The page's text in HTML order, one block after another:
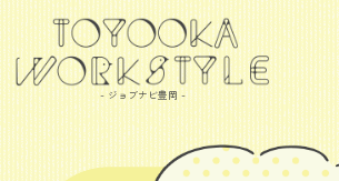
- ジョブナビ豊岡 -